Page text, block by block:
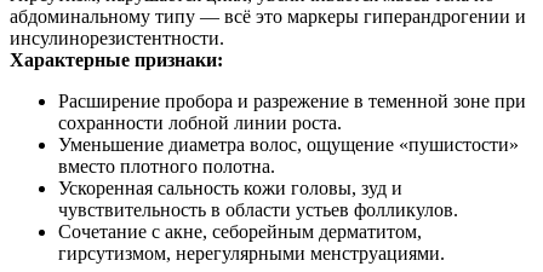
абдоминальному типу — всё это маркеры гиперандрогении и
инсулинорезистентности.
Характерные признаки:
Расширение пробора и разрежение в теменной зоне при
сохранности лобной линии роста.
Уменьшение диаметра волос, ощущение «пушистости»
вместо плотного полотна.
Ускоренная сальность кожи головы, зуд и
чувствительность в области устьев фолликулов.
Сочетание с акне, себорейным дерматитом,
гирсутизмом, нерегулярными менструациями.